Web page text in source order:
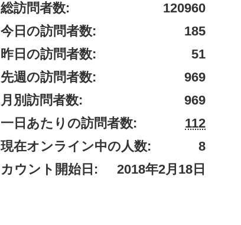
120960
総訪問者数:
185
今日の訪問者数:
51
昨日の訪問者数:
969
先週の訪問者数:
969
月別訪問者数:
112
一日あたりの訪問者数:
8
現在オンライン中の人数:
2018年2月18日
カウント開始日: